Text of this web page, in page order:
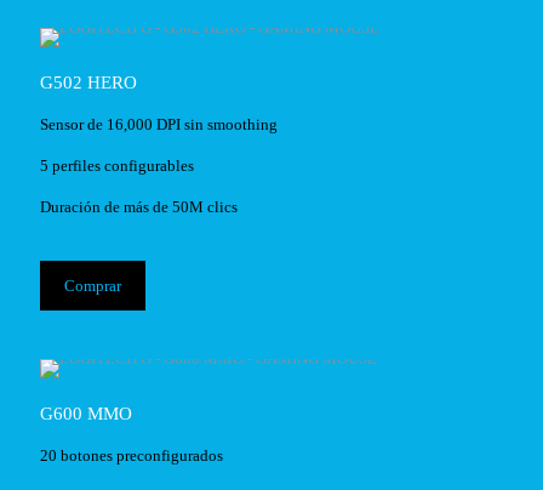
G502 HERO
Sensor de 16,000 DPI sin smoothing
5 perfiles configurables
Duración de más de 50M clics
Comprar
G600 MMO
20 botones preconfigurados